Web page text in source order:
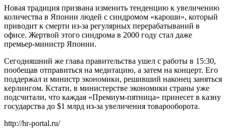
Новая традиция призвана изменить тенденцию к увеличению
количества в Японии людей с синдромом «кароши», который
приводит к смерти из-за регулярных перерабатываний в
офисе. Жертвой этого синдрома в 2000 году стал даже
премьер-министр Японии.
Сегодняшний же глава правительства ушел с работы в 15:30,
пообещав отправиться на медитацию, а затем на концерт. Его
поддержал и министр экономики, решивший наконец заняться
керлингом. Кстати, в министерстве экономики страны уже
подсчитали, что каждая «Премиум-пятница» принесет в казну
государства до $1 млрд из-за увеличения товарооборота.
http://hr-portal.ru/